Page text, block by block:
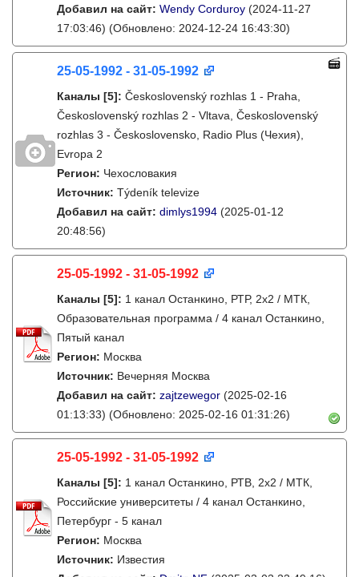
Добавил на сайт: Wendy Corduroy (2024-11-27
17:03:46) (Обновлено: 2024-12-24 16:43:30)
25-05-1992 - 31-05-1992
Каналы [5]: Československý rozhlas 1 - Praha,
Československý rozhlas 2 - Vltava, Československý
rozhlas 3 - Československo, Radio Plus (Чехия),
Evropa 2
Регион: Чехословакия
Источник: Týdeník televize
Добавил на сайт: dimlys1994 (2025-01-12
20:48:56)
25-05-1992 - 31-05-1992
Каналы [5]: 1 канал Останкино, РТР, 2х2 / МТК,
Образовательная программа / 4 канал Останкино,
Пятый канал
Регион: Москва
Источник: Вечерняя Москва
Добавил на сайт: zajtzewegor (2025-02-16
01:13:33) (Обновлено: 2025-02-16 01:31:26)
25-05-1992 - 31-05-1992
Каналы [5]: 1 канал Останкино, РТВ, 2х2 / МТК,
Российские университеты / 4 канал Останкино,
Петербург - 5 канал
Регион: Москва
Источник: Известия